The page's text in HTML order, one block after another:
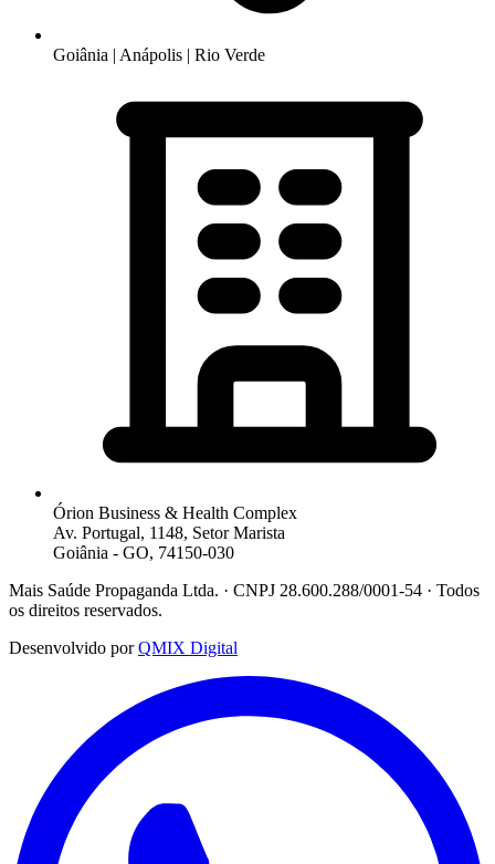
Goiânia | Anápolis | Rio Verde
Órion Business & Health Complex
Av. Portugal, 1148, Setor Marista
Goiânia - GO, 74150-030
Mais Saúde Propaganda Ltda. · CNPJ 28.600.288/0001-54 · Todos
os direitos reservados.
Desenvolvido por QMIX Digital